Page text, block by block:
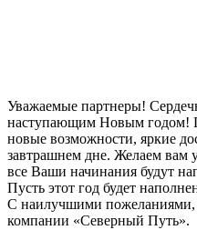
Уважаемые партнеры!
наступающим Новым годом!
новые возможности, яркие
завтрашнем дне. Желаем вам
все Ваши начинания будут
Пусть этот год будет
С наилучшими пожеланиями,
компании «Северный Путь».